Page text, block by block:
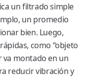
un filtrado simple
un promedio
bien. Luego,
como “objeto
va montado en un
reducir vibración y